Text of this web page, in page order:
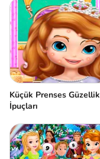
Küçük Prenses Güzellik
İpuçları